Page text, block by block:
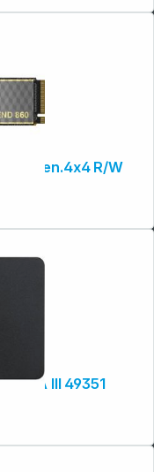
Verbatim Vi550 S3 2,5" SSD 256GB SATA III 49351